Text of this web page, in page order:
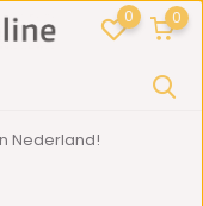
0 0
Nederland!